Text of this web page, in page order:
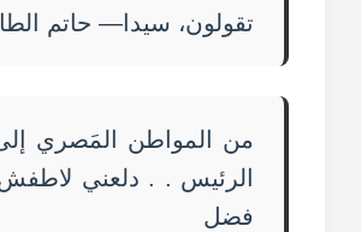
تقولون، سيدا— حاتم
من المواطن المَصري
الرئيس . . دلعني
فضل